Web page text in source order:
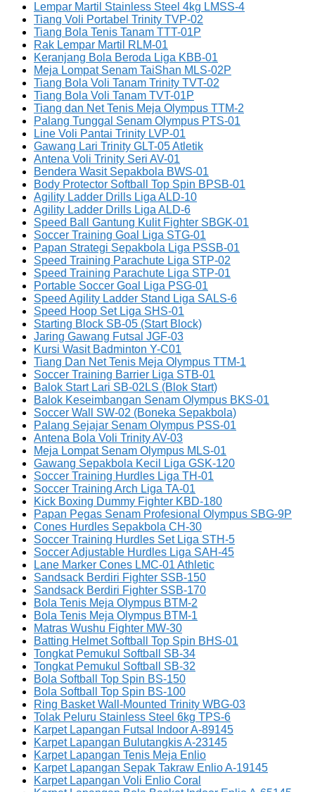
Lempar Martil Stainless Steel 4kg LMSS-4
Tiang Voli Portabel Trinity TVP-02
Tiang Bola Tenis Tanam TTT-01P
Rak Lempar Martil RLM-01
Keranjang Bola Beroda Liga KBB-01
Meja Lompat Senam TaiShan MLS-02P
Tiang Bola Voli Tanam Trinity TVT-02
Tiang Bola Voli Tanam TVT-01P
Tiang dan Net Tenis Meja Olympus TTM-2
Palang Tunggal Senam Olympus PTS-01
Line Voli Pantai Trinity LVP-01
Gawang Lari Trinity GLT-05 Atletik
Antena Voli Trinity Seri AV-01
Bendera Wasit Sepakbola BWS-01
Body Protector Softball Top Spin BPSB-01
Agility Ladder Drills Liga ALD-10
Agility Ladder Drills Liga ALD-6
Speed Ball Gantung Kulit Fighter SBGK-01
Soccer Training Goal Liga STG-01
Papan Strategi Sepakbola Liga PSSB-01
Speed Training Parachute Liga STP-02
Speed Training Parachute Liga STP-01
Portable Soccer Goal Liga PSG-01
Speed Agility Ladder Stand Liga SALS-6
Speed Hoop Set Liga SHS-01
Starting Block SB-05 (Start Block)
Jaring Gawang Futsal JGF-03
Kursi Wasit Badminton Y-C01
Tiang Dan Net Tenis Meja Olympus TTM-1
Soccer Training Barrier Liga STB-01
Balok Start Lari SB-02LS (Blok Start)
Balok Keseimbangan Senam Olympus BKS-01
Soccer Wall SW-02 (Boneka Sepakbola)
Palang Sejajar Senam Olympus PSS-01
Antena Bola Voli Trinity AV-03
Meja Lompat Senam Olympus MLS-01
Gawang Sepakbola Kecil Liga GSK-120
Soccer Training Hurdles Liga TH-01
Soccer Training Arch Liga TA-01
Kick Boxing Dummy Fighter KBD-180
Papan Pegas Senam Profesional Olympus SBG-9P
Cones Hurdles Sepakbola CH-30
Soccer Training Hurdles Set Liga STH-5
Soccer Adjustable Hurdles Liga SAH-45
Lane Marker Cones LMC-01 Athletic
Sandsack Berdiri Fighter SSB-150
Sandsack Berdiri Fighter SSB-170
Bola Tenis Meja Olympus BTM-2
Bola Tenis Meja Olympus BTM-1
Matras Wushu Fighter MW-30
Batting Helmet Softball Top Spin BHS-01
Tongkat Pemukul Softball SB-34
Tongkat Pemukul Softball SB-32
Bola Softball Top Spin BS-150
Bola Softball Top Spin BS-100
Ring Basket Wall-Mounted Trinity WBG-03
Tolak Peluru Stainless Steel 6kg TPS-6
Karpet Lapangan Futsal Indoor A-89145
Karpet Lapangan Bulutangkis A-23145
Karpet Lapangan Tenis Meja Enlio
Karpet Lapangan Sepak Takraw Enlio A-19145
Karpet Lapangan Voli Enlio Coral